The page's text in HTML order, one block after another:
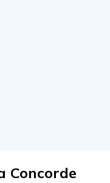
Concorde